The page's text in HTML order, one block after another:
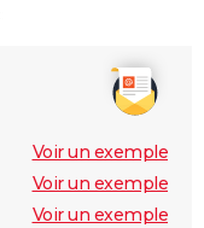
Voir un exemple
Voir un exemple
Voir un exemple